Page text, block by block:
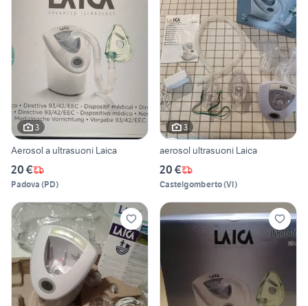
3
Aerosol a ultrasuoni Laica
20 €
Padova (PD)
3
aerosol ultrasuoni Laica
20 €
Castelgomberto(VI)